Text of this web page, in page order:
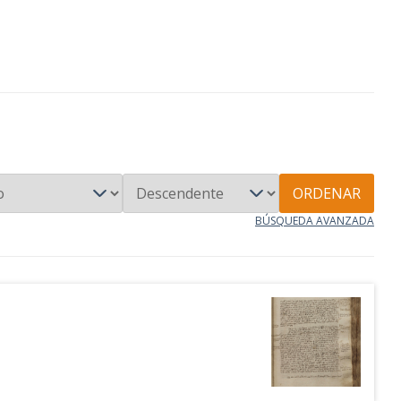
ORDENAR
BÚSQUEDA AVANZADA